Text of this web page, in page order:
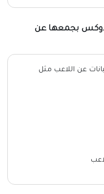
بجمعها عن
عن اللاعب مثل